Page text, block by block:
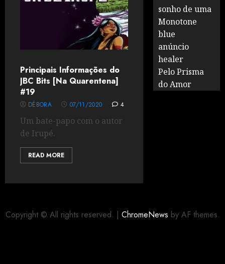
Principais Informações do
JBC Bits [Na Quarentena]
#19
DÉBORA 07/11/2020 4
Um bate-papo com o autor
de Irupé.
READ MORE
sonho de uma
Monotone
blue
anúncio
healer
Pelo Prisma
do Amor
Copyright © All rights reserved. | ChromeNews by AF themes.